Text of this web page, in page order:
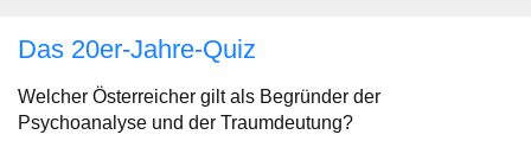
Das 20er-Jahre-Quiz
Welcher Österreicher gilt als Begründer der
Psychoanalyse und der Traumdeutung?